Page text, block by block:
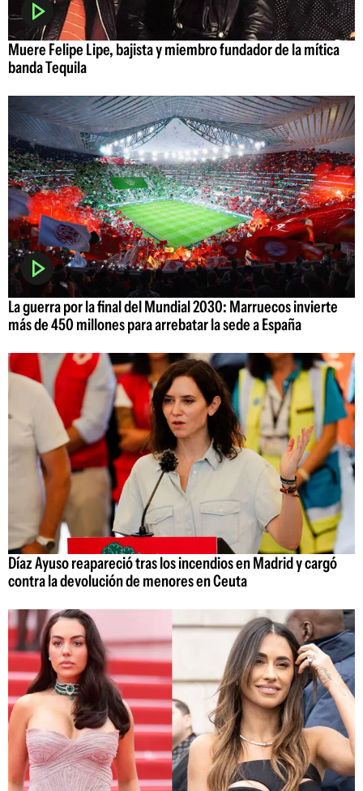
Muere Felipe Lipe, bajista y miembro fundador de la mítica
banda Tequila
La guerra por la final del Mundial 2030: Marruecos invierte
más de 450 millones para arrebatar la sede a España
Díaz Ayuso reapareció tras los incendios en Madrid y cargó
contra la devolución de menores en Ceuta